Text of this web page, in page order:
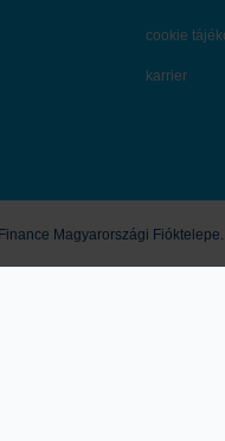
cookie
karrier
Magyarországi